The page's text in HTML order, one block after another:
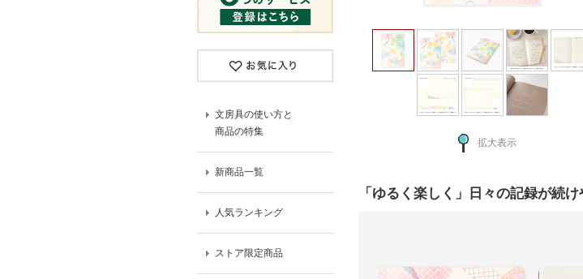
文房具の使い方と
商品の特集
新商品一覧
人気ランキング
ストア限定商品
拡大表示
「ゆるく楽しく」日々の記録が続